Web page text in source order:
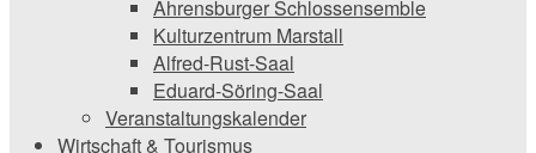
Ahrensburger Schlossensemble
Kulturzentrum Marstall
Alfred-Rust-Saal
Eduard-Söring-Saal
Veranstaltungskalender
Wirtschaft & Tourismus